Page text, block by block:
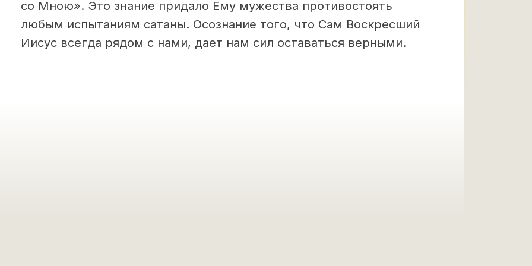
со Мною». Это знание придало Ему мужества противостоять
любым испытаниям сатаны. Осознание того, что Сам Воскресший
Иисус всегда рядом с нами, дает нам сил оставаться верными.